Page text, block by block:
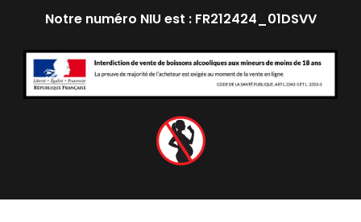
Notre numéro NIU est : FR212424_01DSVV